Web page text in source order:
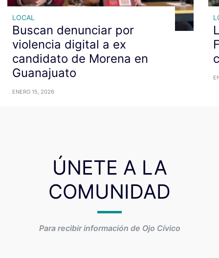
LOCAL
Buscan denunciar por
violencia digital a ex
candidato de Morena en
Guanajuato
ENERO 15, 2026
ÚNETE A LA
COMUNIDAD
Para recibir información de Ojo Cívico